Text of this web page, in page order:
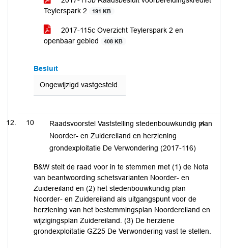
Teylerspark 2
191 KB
2017-115c Overzicht Teylerspark 2 en
openbaar gebied
408 KB
Besluit
Ongewijzigd vastgesteld.
10
Raadsvoorstel Vaststelling stedenbouwkundig plan
Noorder- en Zuidereiland en herziening
grondexploitatie De Verwondering (2017-116)
B&W stelt de raad voor in te stemmen met (1) de Nota
van beantwoording schetsvarianten Noorder- en
Zuidereiland en (2) het stedenbouwkundig plan
Noorder- en Zuidereiland als uitgangspunt voor de
herziening van het bestemmingsplan Noordereiland en
wijzigingsplan Zuidereiland. (3) De herziene
grondexploitatie GZ25 De Verwondering vast te stellen.